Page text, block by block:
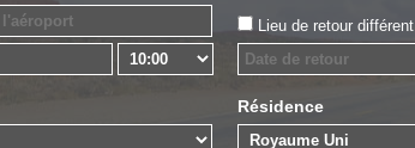
Lieu de retour différent
Résidence